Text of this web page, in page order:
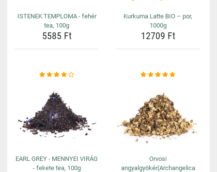
ISTENEK TEMPLOMA - fehér
tea, 100g
5585 Ft
Kurkuma Latte BIO – por,
1000g
12709 Ft
EARL GREY - MENNYEI VIRÁG
- fekete tea, 100g
Orvosi
angyalgyökér(Archangelica